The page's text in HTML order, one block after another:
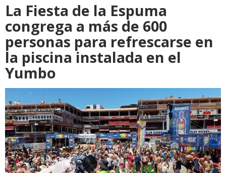
La Fiesta de la Espuma
congrega a más de 600
personas para refrescarse en
la piscina instalada en el
Yumbo